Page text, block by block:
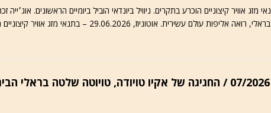
עולם עשירית. אוטוניוז, 29.06.2026 – בתנאי מזג אוויר קיצוניים הגיע הסיבוב השמיני
ראלי יפן 07/2026 / החגיגה של אקיו טויודה, טויוטה שלטה בראלי